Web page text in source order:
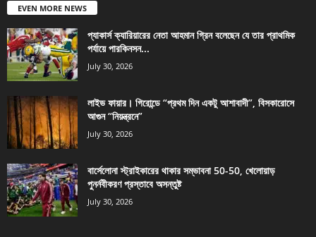
EVEN MORE NEWS
প্যাকার্স ক্যারিয়ারের নেতা আহমান গ্রিন বলেছেন যে তার প্রাথমিক
পর্যায়ে পারকিনসন...
July 30, 2026
লাইভ ফায়ার। গিরোন্ডে “প্রথম দিন একটু আশাবাদী”, বিসকারোসে
আগুন “নিয়ন্ত্রনে”
July 30, 2026
বার্সেলোনা স্ট্রাইকারের থাকার সম্ভাবনা 50-50, খেলোয়াড়
পুনর্নবীকরণ প্রস্তাবে অসন্তুষ্ট
July 30, 2026